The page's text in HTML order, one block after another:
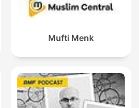
Mufti Menk